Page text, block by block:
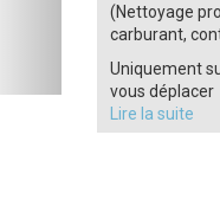
(Nettoyage
carburant,
Uniquement
vous déplacer
Lire la suite